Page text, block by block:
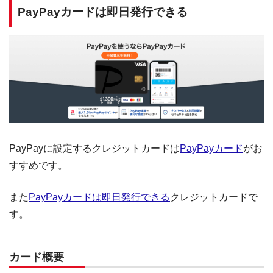
PayPayカードは即日発行できる
PayPayに設定するクレジットカードはPayPayカードがお
すすめです。
また PayPayカードは即日発行できる クレジットカードで
す。
カード概要